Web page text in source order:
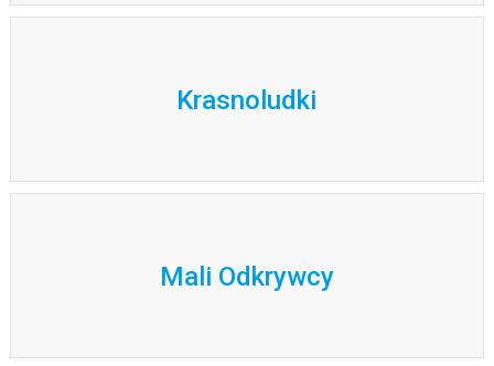
Krasnoludki
Mali Odkrywcy